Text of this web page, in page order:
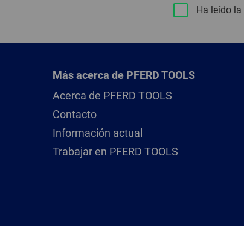
Ha leído la
Más acerca de PFERD TOOLS
Acerca de PFERD TOOLS
Contacto
Información actual
Trabajar en PFERD TOOLS